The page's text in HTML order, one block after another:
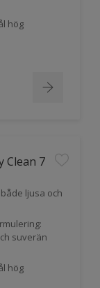
hög
Clean 7
ljusa och
suverän
hög